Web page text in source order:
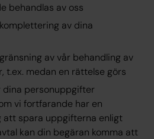
behandlas av oss
av dina
av vår behandling av
t.ex. medan en rättelse görs
personuppgifter
vi fortfarande har en
att spara uppgifterna enligt
kan din begäran komma att